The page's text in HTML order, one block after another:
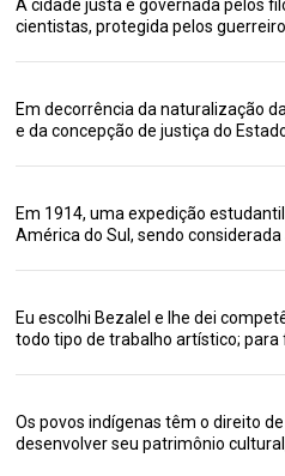
A cidade justa é governada pelos
cientistas, protegida pelos
Em decorrência da naturalização
e da concepção de justiça do
Em 1914, uma expedição
América do Sul, sendo
Eu escolhi Bezalel e lhe dei
todo tipo de trabalho artístico;
Os povos indígenas têm o direito
desenvolver seu patrimônio